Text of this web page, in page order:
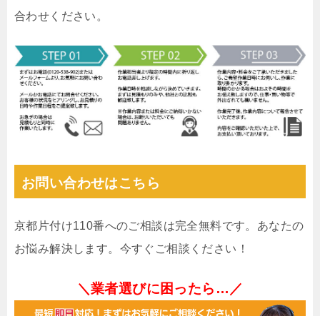
合わせください。
お問い合わせはこちら
京都片付け110番へのご相談は完全無料です。あなたの
お悩み解決します。今すぐご相談ください！
＼業者選びに困ったら…／